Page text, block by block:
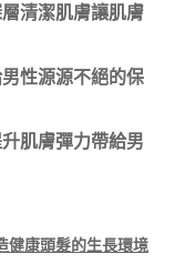
清潔肌膚讓肌膚
性源源不絕的保
肌膚彈力帶給男
健康頭髮的生長環境